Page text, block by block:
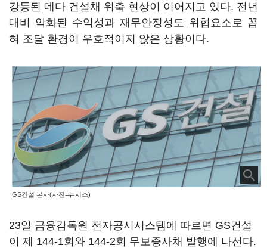
강등된 데다 건설채 위축 현상이 이어지고 있다. 전년
대비 악화된 수익성과 재무안정성도 위협요소로 꼽
혀 조달 환경이 우호적이지 않은 상황이다.
GS건설 본사(사진=뉴시스)
23일 금융감독원 전자공시시스템에 따르면 GS건설
이 제 144-1회와 144-2회 무보증사채 발행에 나선다.